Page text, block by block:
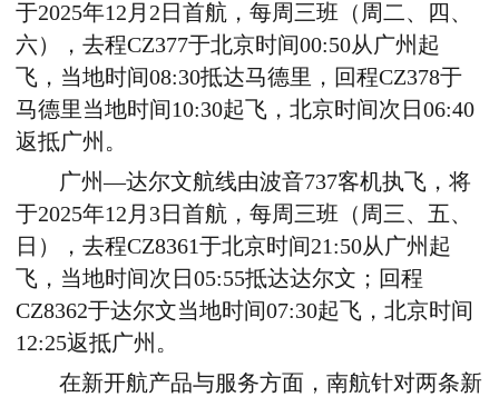
于2025年12月2日首航， 每周三班（周二、四、
六），去程CZ377于北京时间00:50从广州起
飞，当地时间08:30抵达马德里，回程CZ378于
马德里当地时间10:30起飞，北京时间次日 06:40
返抵广州。
广州—达尔文航线由波音737客机执飞，将
于2025年12月3日首航， 每周三班（周三、五、
日 ），去程CZ8361于北京时间21:50从广州起
飞，当地时间次日 05:55抵达达尔文；回程
CZ8362于达尔文当地时间07:30起飞，北京时间
12:25返抵广州。
在新开航产品与服务方面，南航针对两条新